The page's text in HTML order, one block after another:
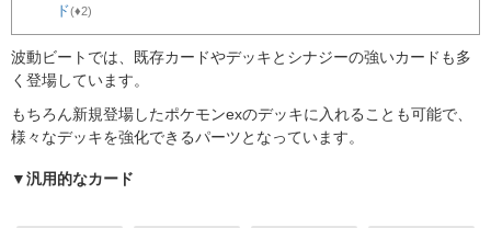
ド(♦2)
波動ビートでは、既存カードやデッキとシナジーの強いカードも多
く登場しています。
もちろん新規登場したポケモンexのデッキに入れることも可能で、
様々なデッキを強化できるパーツとなっています。
▼汎用的なカード